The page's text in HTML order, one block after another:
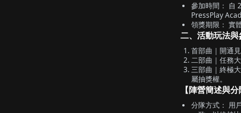
參加時間： 自
PressPlay
領獎期限： 實
二、活動玩法
首部曲｜開通
二部曲｜任務
三部曲｜終極
屬抽獎權。
【陣營簡述與分
分隊方式： 用